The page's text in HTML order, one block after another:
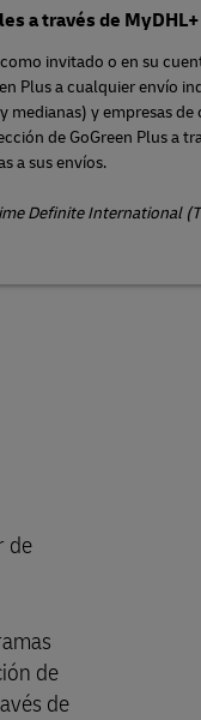
a través de MyDHL+
invitado o en su
Plus a cualquier envío
medianas) y empresas
de GoGreen Plus a
a sus envíos.
Definite International
de
de
de